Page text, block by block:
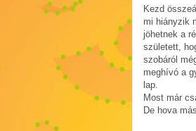
Kezd
mi hiányzik
jöhetnek a
született,
szobáról
meghívó a
lap.
Most már
De hova